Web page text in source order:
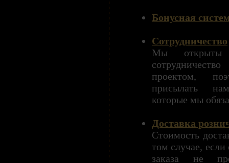
Бонусная
Сотрудничество
Мы открыты
проектом,
присылать
которые мы
Доставка
Стоимость
том случае,
заказа не